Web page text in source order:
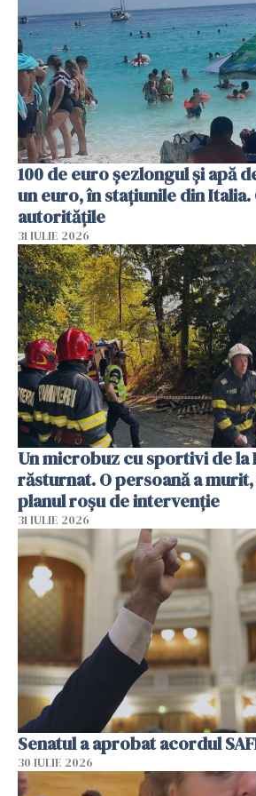
100 de euro șezlongul și apă
un euro, în stațiunile din
autoritățile
31 IULIE 2026
Un microbuz cu sportivi de la
răsturnat. O persoană a
planul roșu de intervenție
31 IULIE 2026
Senatul a aprobat acordul
30 IULIE 2026